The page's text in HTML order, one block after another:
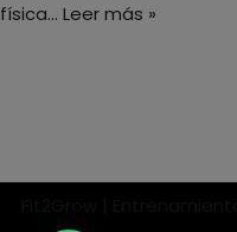
física… Leer más »